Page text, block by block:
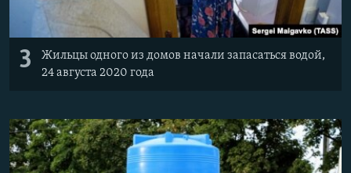
3
Жильцы одного из домов начали запасаться водой,
24 августа 2020 года